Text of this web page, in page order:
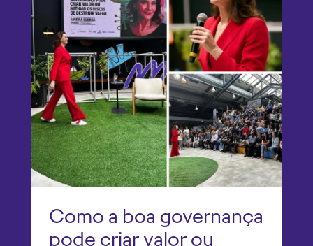
Como a boa governança
pode criar valor ou